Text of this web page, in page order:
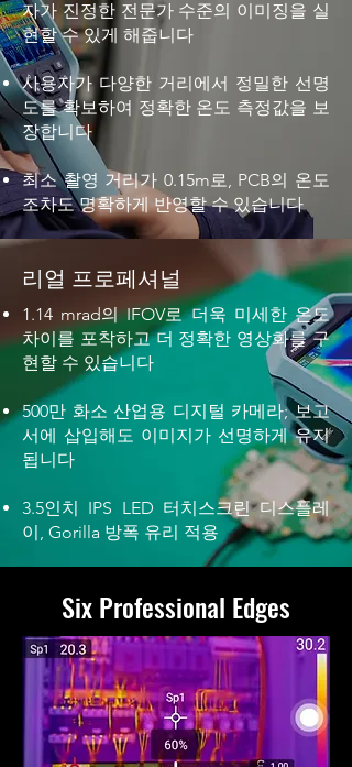
자가 진정한 전문가 수준의 이미징을 실
현할 수 있게 해줍니다
사용자가 다양한 거리에서 정밀한 선명
도를 확보하여 정확한 온도 측정값을 보
장합니다
최소 촬영 거리가 0.15m로, PCB의 온도
조차도 명확하게 반영할 수 있습니다
리얼 프로페셔널
1.14 mrad의 IFOV로 더욱 미세한 온도
차이를 포착하고 더 정확한 영상화를 구
현할 수 있습니다
500만 화소 산업용 디지털 카메라; 보고
서에 삽입해도 이미지가 선명하게 유지
됩니다
3.5인치 IPS LED 터치스크린 디스플레
이, Gorilla 방폭 유리 적용
Six Professional Edges